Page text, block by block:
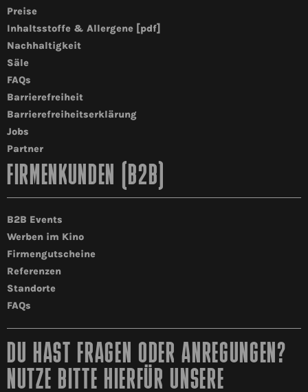
Preise
Inhaltsstoffe & Allergene [pdf]
Nachhaltigkeit
Säle
FAQs
Barrierefreiheit
Barrierefreiheitserklärung
Jobs
Partner
FIRMENKUNDEN (B2B)
B2B Events
Werben im Kino
Firmengutscheine
Referenzen
Standorte
FAQs
DU HAST FRAGEN ODER ANREGUNGEN?
NUTZE BITTE HIERFÜR UNSERE